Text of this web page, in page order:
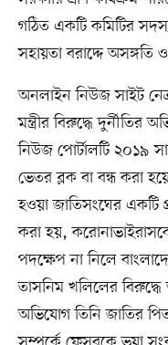
গঠিত একটি কমিটির
সহায়তা বরাদ্দে অসঙ্গতি
অনলাইন নিউজ সাইট
মন্ত্রীর বিরুদ্ধে দুর্নীতির
নিউজ পোর্টালটি ২০১৯
ভেতর ব্লক বা বন্ধ করা
হওয়া জাতিসংঘের একটি
করা হয়,
পদক্ষেপ না নিলে
তাসনিম খলিলের
অভিযোগ তিনি জাতির